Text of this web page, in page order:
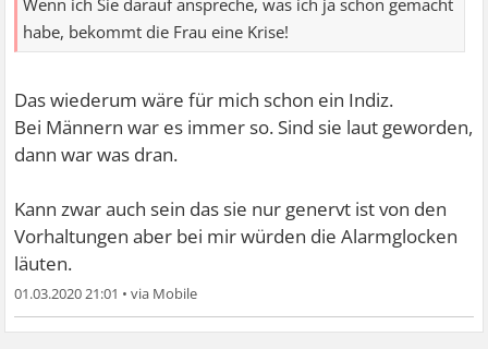
habe, bekommt die Frau eine Krise!
Das wiederum wäre für mich schon ein Indiz.
Bei Männern war es immer so. Sind sie laut geworden,
dann war was dran.
Kann zwar auch sein das sie nur genervt ist von den
Vorhaltungen aber bei mir würden die Alarmglocken
läuten.
01.03.2020 21:01 •